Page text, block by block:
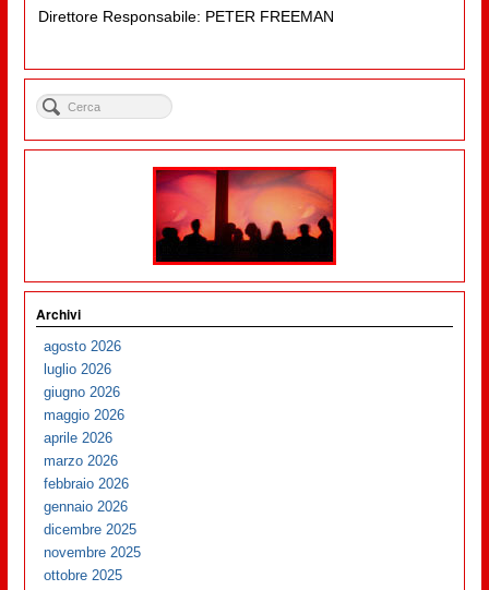
Direttore Responsabile: PETER FREEMAN
Archivi
agosto 2026
luglio 2026
giugno 2026
maggio 2026
aprile 2026
marzo 2026
febbraio 2026
gennaio 2026
dicembre 2025
novembre 2025
ottobre 2025